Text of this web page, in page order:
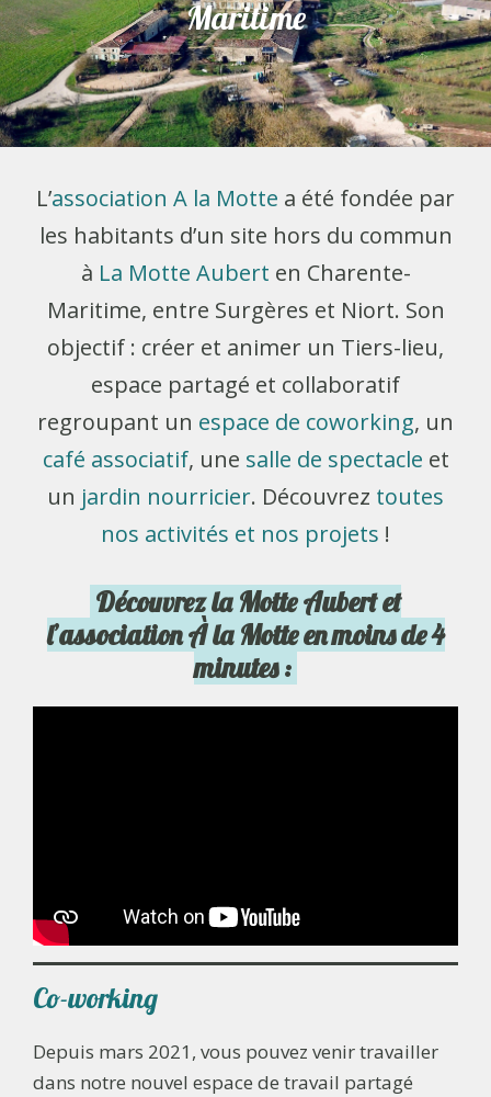
Maritime
L’association A la Motte a été fondée par
les habitants d’un site hors du commun
à La Motte Aubert en Charente-
Maritime, entre Surgères et Niort. Son
objectif : créer et animer un Tiers-lieu,
espace partagé et collaboratif
regroupant un espace de coworking, un
café associatif, une salle de spectacle et
un jardin nourricier. Découvrez toutes
nos activités et nos projets !
Découvrez la Motte Aubert et
l’association À la Motte en moins de 4
minutes :
Co-working
Depuis mars 2021, vous pouvez venir travailler
dans notre nouvel espace de travail partagé